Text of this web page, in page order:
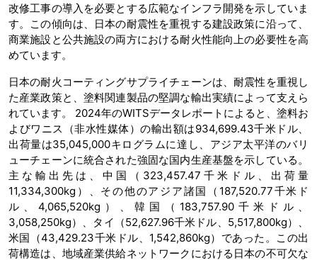
改修工事の導入を必要とする広範なインフラ開発を示していま
す。この傾向は、日本の耐震性を重視する建設政策に沿って、
商業施設と公共施設の両方における耐火性能向上の必要性を高
めています。
日本の耐火コーティングサプライチェーンは、耐震性を重視し
た産業政策と、塗料関連製品の堅調な輸出実績によって支えら
れています。 2024年のWITSデータレポートによると、塗料お
よびワニス（非水性媒体）の輸出額は934,699.43千米ドル、
出荷量は35,045,000キログラムに達し、アジア太平洋のバリ
ューチェーンに統合された強固な国内生産基盤を示している。
主な輸出先は、中国（323,457.47千米ドル、出荷量
11,334,300kg）、その他のアジア諸国（187,520.77千米ド
ル、4,065,520kg）、韓国（183,757.90千米ドル、
3,058,250kg）、タイ（52,627.96千米ドル、5,517,800kg）、
米国（43,429.23千米ドル、1,542,860kg）であった。この出
荷構造は、地域産業供給ネットワークにおける日本の不可欠な